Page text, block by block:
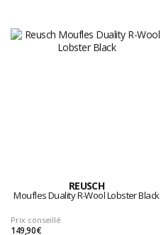
REUSCH
Moufles Duality R-Wool Lobster Black
Prix conseillé
149,90 €